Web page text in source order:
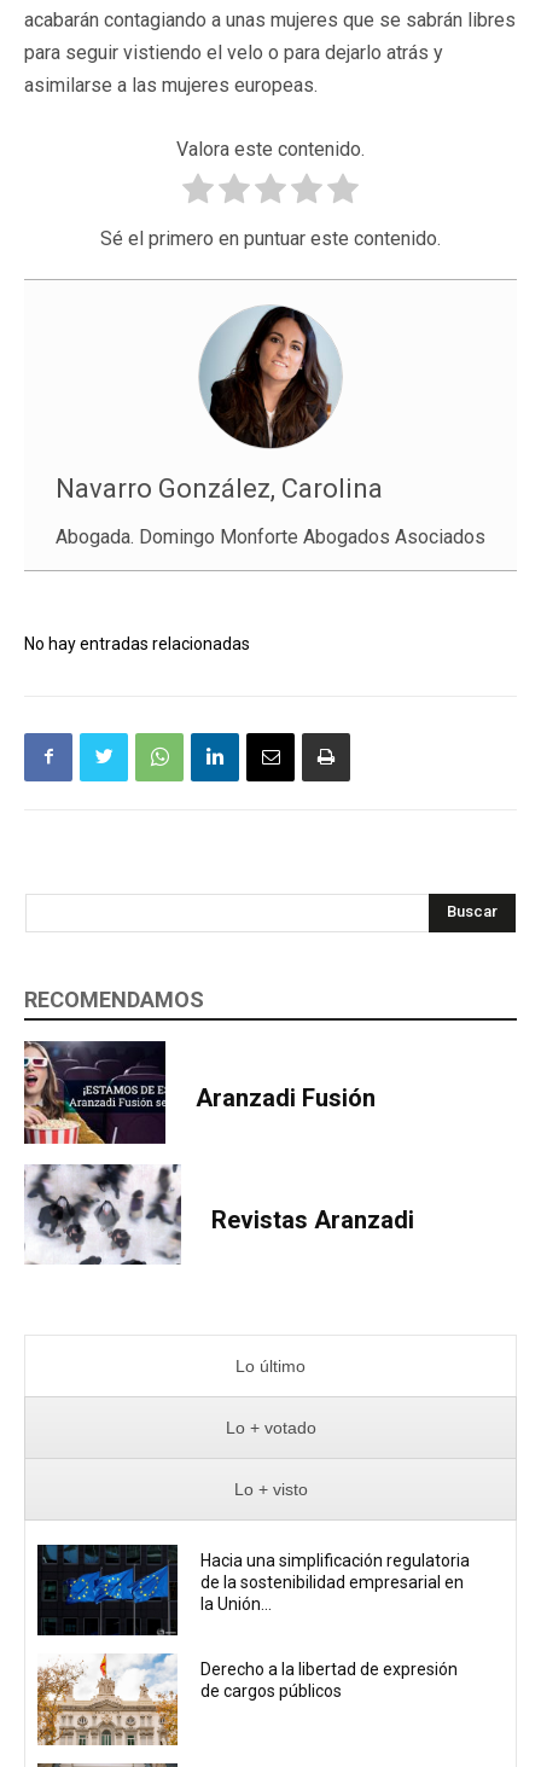
acabarán contagiando a unas mujeres que se sabrán libres
para seguir vistiendo el velo o para dejarlo atrás y
asimilarse a las mujeres europeas.
Valora este contenido.
Sé el primero en puntuar este contenido.
Navarro González, Carolina
Abogada. Domingo Monforte Abogados Asociados
No hay entradas relacionadas
Buscar
RECOMENDAMOS
Aranzadi Fusión
Revistas Aranzadi
Lo último
Lo + votado
Lo + visto
Hacia una simplificación regulatoria
de la sostenibilidad empresarial en
la Unión...
Derecho a la libertad de expresión
de cargos públicos